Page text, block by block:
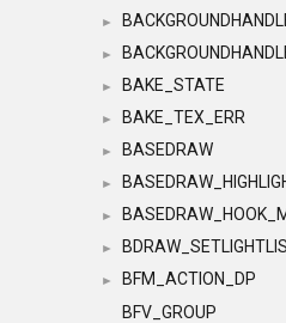
►
►
► BAKE_STATE
► BAKE_TEX_ERR
► BASEDRAW
►
►
►
►
BFM_ACTION_DP
BFV_GROUP